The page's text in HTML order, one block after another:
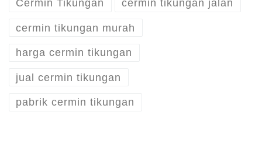
Cermin Tikungan cermin tikungan jalan
cermin tikungan murah
harga cermin tikungan
jual cermin tikungan
pabrik cermin tikungan